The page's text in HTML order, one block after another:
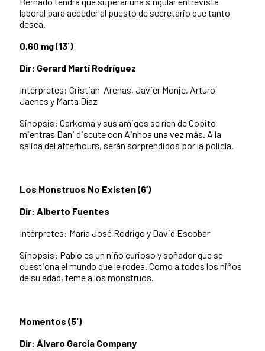
laboral para acceder al puesto de secretario que tanto
desea.
0,60 mg (13´)
Dir: Gerard Martí Rodríguez
Intérpretes: Cristian Arenas, Javier Monje, Arturo
Jaenes y Marta Díaz
Sinopsis: Carkoma y sus amigos se ríen de Copito
mientras Dani discute con Ainhoa una vez más. A la
salida del afterhours, serán sorprendidos por la policía.
Los Monstruos No Existen (6’)
Dir: Alberto Fuentes
Intérpretes: María José Rodrigo y David Escobar
Sinopsis: Pablo es un niño curioso y soñador que se
cuestiona el mundo que le rodea. Como a todos los niños
de su edad, teme a los monstruos.
Momentos (5')
Dir: Álvaro García Company